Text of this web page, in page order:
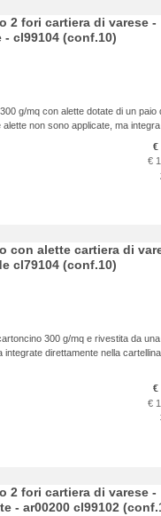
2 fori cartiera di varese -
- cl99104 (conf.10)
g/mq con alette dotate di un paio
non sono applicate, ma
€
€
con alette cartiera di
cl79104 (conf.10)
300 g/mq e rivestita da una
direttamente nella
€
€
2 fori cartiera di varese -
- ar00200 cl99102